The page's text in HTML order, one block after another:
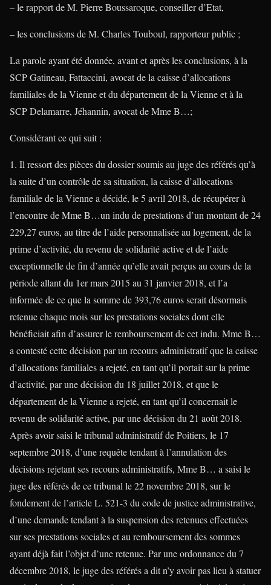
– le rapport de M. Pierre Boussaroque, conseiller d’Etat,
– les conclusions de M. Charles Touboul, rapporteur public ;
La parole ayant été donnée, avant et après les conclusions, à la
SCP Gatineau, Fattaccini, avocat de la caisse d’allocations
familiales de la Vienne et du département de la Vienne et à la
SCP Delamarre, Jéhannin, avocat de Mme B…;
Considérant ce qui suit :
1. Il ressort des pièces du dossier soumis au juge des référés qu’à
la suite d’un contrôle de sa situation, la caisse d’allocations
familiale de la Vienne a décidé, le 5 avril 2018, de récupérer à
l’encontre de Mme B…un indu de prestations d’un montant de 24
229,27 euros, au titre de l’aide personnalisée au logement, de la
prime d’activité, du revenu de solidarité active et de l’aide
exceptionnelle de fin d’année qu’elle avait perçus au cours de la
période allant du 1er mars 2015 au 31 janvier 2018, et l’a
informée de ce que la somme de 393,76 euros serait désormais
retenue chaque mois sur les prestations sociales dont elle
bénéficiait afin d’assurer le remboursement de cet indu. Mme B…
a contesté cette décision par un recours administratif que la caisse
d’allocations familiales a rejeté, en tant qu’il portait sur la prime
d’activité, par une décision du 18 juillet 2018, et que le
département de la Vienne a rejeté, en tant qu’il concernait le
revenu de solidarité active, par une décision du 21 août 2018.
Après avoir saisi le tribunal administratif de Poitiers, le 17
septembre 2018, d’une requête tendant à l’annulation des
décisions rejetant ses recours administratifs, Mme B… a saisi le
juge des référés de ce tribunal le 22 novembre 2018, sur le
fondement de l’article L. 521-3 du code de justice administrative,
d’une demande tendant à la suspension des retenues effectuées
sur ses prestations sociales et au remboursement des sommes
ayant déjà fait l’objet d’une retenue. Par une ordonnance du 7
décembre 2018, le juge des référés a dit n’y avoir pas lieu à statuer